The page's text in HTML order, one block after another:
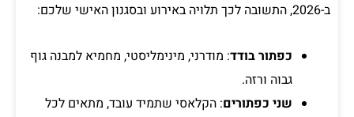
ב-2026, התשובה לכך תלויה באירוע ובסגנון האישי שלכם:
כפתור בודד: מודרני, מינימליסטי, מחמיא למבנה גוף
גבוה ורזה.
שני כפתורים: הקלאסי שתמיד עובד, מתאים לכל